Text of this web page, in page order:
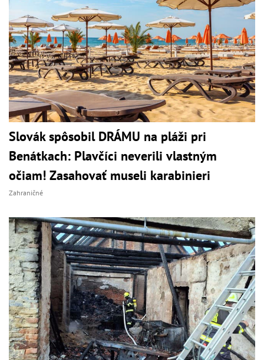
Slovák spôsobil DRÁMU na pláži pri
Benátkach: Plavčíci neverili vlastným
očiam! Zasahovať museli karabinieri
Zahraničné